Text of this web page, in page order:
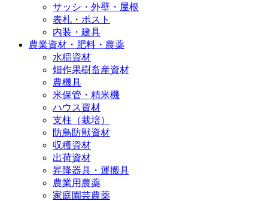
サッシ・外壁・屋根
表札・ポスト
内装・建具
農業資材・肥料・農薬
水稲資材
畑作果樹畜産資材
農機具
米保管・精米機
ハウス資材
支柱（栽培）
防鳥防獣資材
収穫資材
出荷資材
昇降器具・運搬具
農業用農薬
家庭園芸農薬